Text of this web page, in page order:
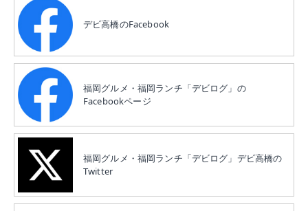
デビ高橋のFacebook
福岡グルメ・福岡ランチ「デビログ」の
Facebookページ
福岡グルメ・福岡ランチ「デビログ」デビ高橋の
Twitter